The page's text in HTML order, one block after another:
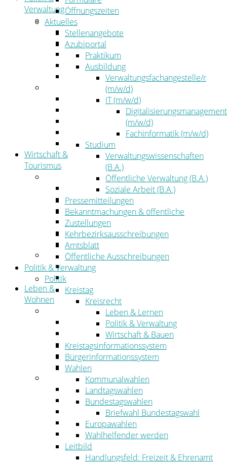
Verwaltung
Politik
Kreistag
Kreistagsinformationssystem
Bürgerinformationssystem
Wahlen
Der Landrat
Kommunalaufsicht
Zahlen, Daten, Fakten
Wirtschaft &
Tourismus
Wirtschaftsförderung
Gewerbeflächen und Unternehmen
Arbeitgeberservice
Mobilfunk & Breitband
Straßen- und Radwegebau
Landwirtschaft
Tourismus
Freizeit und Urlaub im Landkreis
Veranstaltungen
Leben &
Wohnen
Migration
Schulen, Bildung, Sport und Kultur
Soziales
Gesundheit
Jugend, Familie und Senioren
Bauen und Planen
Abfall
Umwelt
Ordnung
Öffnungszeiten
Aktuelles
Stellenangebote
Azubiportal
Praktikum
Ausbildung
Verwaltungsfachangestelle/r
(m/w/d)
IT (m/w/d)
Digitalisierungsmanagement
(m/w/d)
Fachinformatik (m/w/d)
Studium
Verwaltungswissenschaften
(B.A.)
Öffentliche Verwaltung (B.A.)
Soziale Arbeit (B.A.)
Pressemitteilungen
Bekanntmachungen & öffentliche
Zustellungen
Kehrbezirksausschreibungen
Amtsblatt
Öffentliche Ausschreibungen
Politik & Verwaltung
Politik
Kreistag
Kreisrecht
Leben & Lernen
Politik & Verwaltung
Wirtschaft & Bauen
Kreistagsinformationssystem
Bürgerinformationssystem
Wahlen
Kommunalwahlen
Landtagswahlen
Bundestagswahlen
Briefwahl Bundestagswahl
Europawahlen
Wahlhelfender werden
Leitbild
Handlungsfeld: Freizeit & Ehrenamt